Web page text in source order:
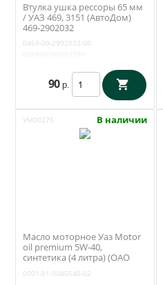
Втулка ушка рессоры 65 мм
/ УАЗ 469, 3151 (АвтоДом)
469-2902032
0469-00-2902032-00
90 р.
УМ00275 В наличии
Масло моторное Уаз Motor
oil premium 5W-40,
синтетика (4 литра) (ОАО
0001-01-0040540-02